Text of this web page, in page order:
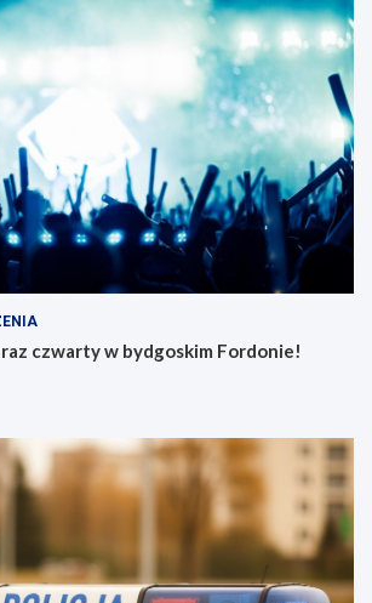
czwarty w bydgoskim Fordonie!